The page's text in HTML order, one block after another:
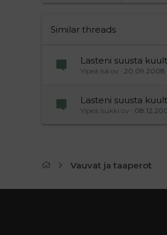
26
Similar threads
Lasteni suusta
Ylpeä Isä ov 20.09.2008
Lasteni suusta
Ylpeä Isukki ov
Vauvat ja taaperot